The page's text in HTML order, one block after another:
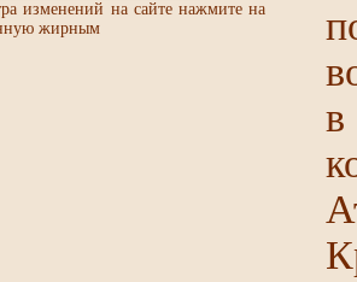
изменений на сайте нажмите на
жирным
в